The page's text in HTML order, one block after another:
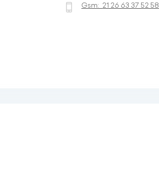
Gsm: 21 26 63 37 52 58